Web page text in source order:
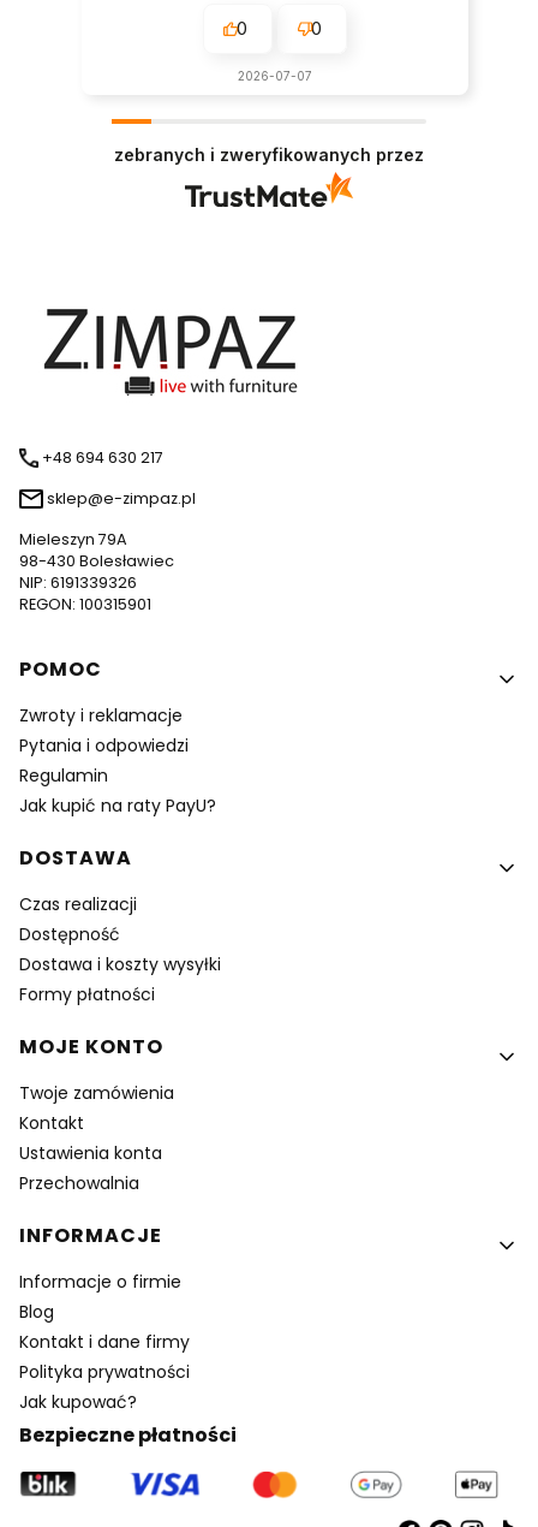
0 0
2026-07-07
zebranych i zweryfikowanych przez
+48 694 630 217
sklep@e-zimpaz.pl
Mieleszyn 79A
98-430 Bolesławiec
NIP: 6191339326
REGON: 100315901
Linki w stopce
POMOC
Zwroty i reklamacje
Pytania i odpowiedzi
Regulamin
Jak kupić na raty PayU?
DOSTAWA
Czas realizacji
Dostępność
Dostawa i koszty wysyłki
Formy płatności
MOJE KONTO
Twoje zamówienia
Kontakt
Ustawienia konta
Przechowalnia
INFORMACJE
Informacje o firmie
Blog
Kontakt i dane firmy
Polityka prywatności
Jak kupować?
Bezpieczne płatności